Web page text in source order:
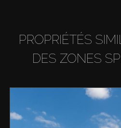
PROPRIÉTÉS
DES ZONES